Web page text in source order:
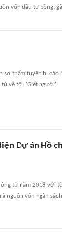
vốn đầu tư công,
sơ thẩm tuyên bị cáo
tù về tội: 'Giết người'.
Dự án Hồ
từ năm 2018 với
nguồn vốn ngân